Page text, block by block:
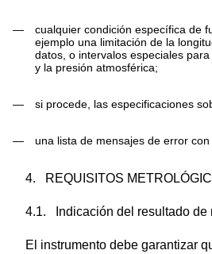
—
cualquier condición específica de
ejemplo una limitación de la
datos, o intervalos especiales
y la presión atmosférica;
— si procede, las especificaciones
— una lista de mensajes de error con
4. REQUISITOS
4.1. Indicación del resultado de
El instrumento debe garantizar